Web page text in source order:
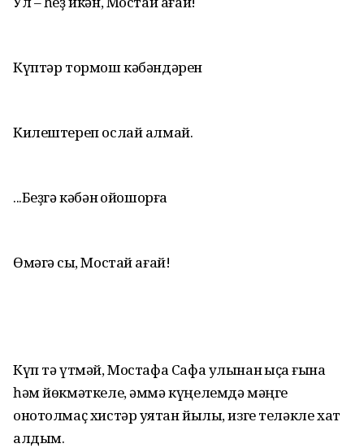
Күптәр тормош кәбәндәрен
Килештереп ослай алмай.
...Беҙгә кәбән ҡойошорға
Өмәгә сыҡ, Мостай ағай!
Күп тә үтмәй, Мостафа Сафа улынан ҡыҫҡа ғына
һәм йөкмәткеле, әммә күңелемдә мәңге
онотолмаҫ хистәр уятҡан йылы, изге теләкле хат
алдым.